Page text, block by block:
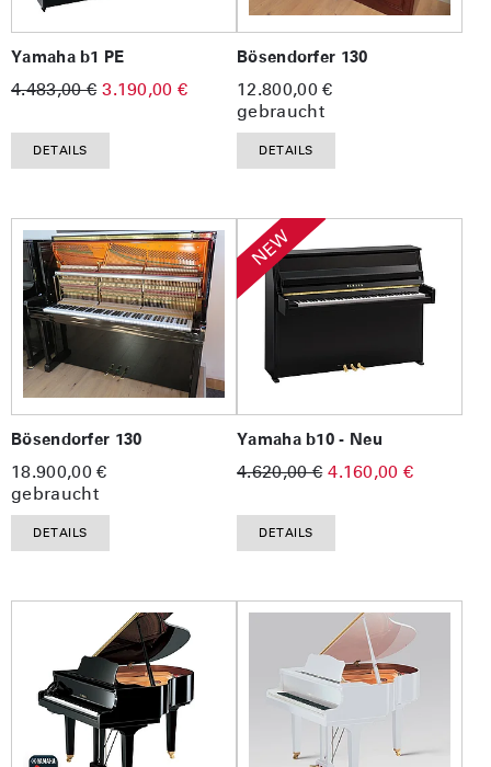
Yamaha b1 PE
4.483,00 € 3.190,00 €
DETAILS
Bösendorfer 130
12.800,00 €
gebraucht
DETAILS
Bösendorfer 130
18.900,00 €
gebraucht
DETAILS
NEW
Yamaha b10 - Neu
4.620,00 € 4.160,00 €
DETAILS